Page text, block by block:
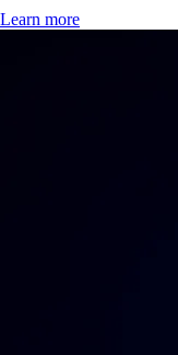
Learn more